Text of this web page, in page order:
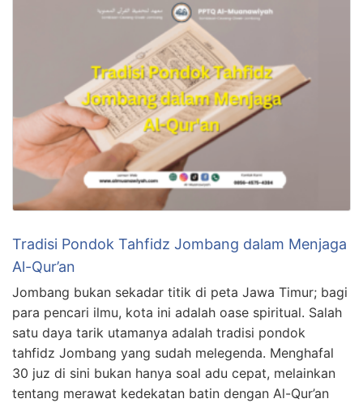
Tradisi Pondok Tahfidz Jombang dalam Menjaga
Al-Qur’an
Jombang bukan sekadar titik di peta Jawa Timur; bagi
para pencari ilmu, kota ini adalah oase spiritual. Salah
satu daya tarik utamanya adalah tradisi pondok
tahfidz Jombang yang sudah melegenda. Menghafal
30 juz di sini bukan hanya soal adu cepat, melainkan
tentang merawat kedekatan batin dengan Al-Qur’an